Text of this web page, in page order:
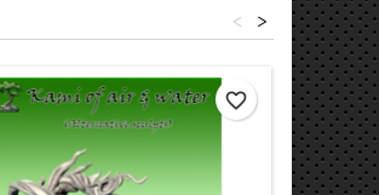
>
<
favorite_border